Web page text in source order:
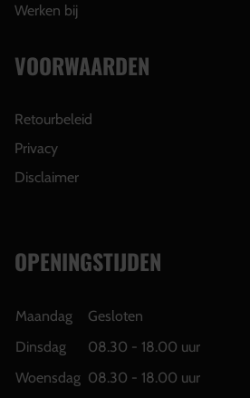
Werken bij
VOORWAARDEN
Retourbeleid
Privacy
Disclaimer
OPENINGSTIJDEN
Maandag
Gesloten
Dinsdag
08.30 - 18.00 uur
Woensdag 08.30 - 18.00 uur